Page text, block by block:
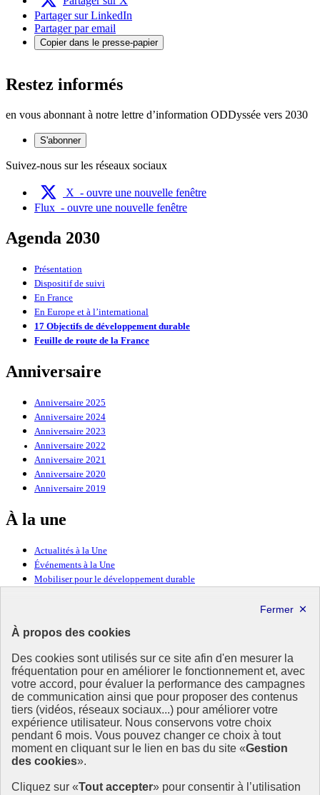
À propos des cookies
Des cookies sont utilisés sur ce site afin d'en mesurer la
fréquentation pour en améliorer le fonctionnement et, avec
votre accord, pour évaluer la performance des campagnes
de communication ainsi que pour proposer des contenus
tiers (vidéos, réseaux sociaux...) pour améliorer votre
expérience utilisateur. Nous conservons votre choix
pendant 6 mois. Vous pouvez changer ce choix à tout
moment en cliquant sur le lien en bas du site «Gestion
des cookies».
Cliquez sur «Tout accepter» pour consentir à l’utilisation
Partager sur LinkedIn
Partager par email
Copier dans le presse-papier
Restez informés
en vous abonnant à notre lettre d’information ODDyssée vers 2030
S'abonner
Suivez-nous sur les réseaux sociaux
X - ouvre une nouvelle fenêtre
Flux - ouvre une nouvelle fenêtre
Agenda 2030
Présentation
Dispositif de suivi
En France
En Europe et à l’international
17 Objectifs de développement durable
Feuille de route de la France
Anniversaire
Anniversaire 2025
Anniversaire 2024
Anniversaire 2023
Anniversaire 2022
Anniversaire 2021
Anniversaire 2020
Anniversaire 2019
À la une
Actualités à la Une
Événements à la Une
Mobiliser pour le développement durable
Ressources
Ressources
La Méth’ODD
Gouvernement
Ce site propose l’information de référence concernant l’Agenda
2030 et la feuille de route de la France. Il valorise la mobilisation de
tous les acteurs.
info.gouv.fr- ouvre une nouvelle fenêtre